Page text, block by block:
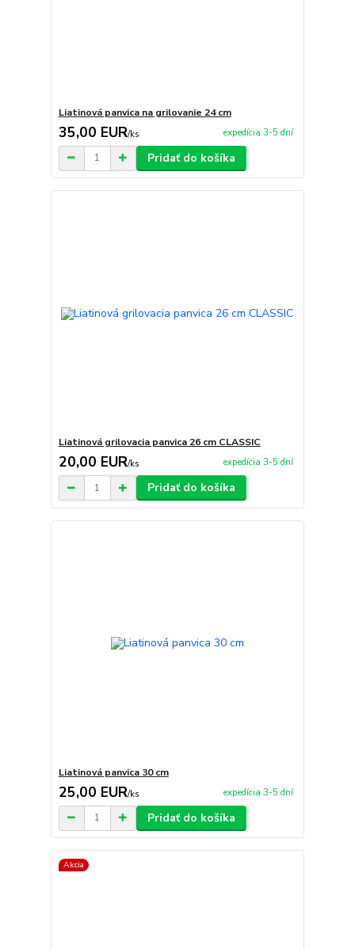
Liatinová panvica na grilovanie 24 cm
35,00 EUR/ks expedícia 3-5 dní
Pridať do košíka
Liatinová grilovacia panvica 26 cm CLASSIC
20,00 EUR/ks expedícia 3-5 dní
Pridať do košíka
Liatinová panvica 30 cm
25,00 EUR/ks expedícia 3-5 dní
Pridať do košíka
Akcia